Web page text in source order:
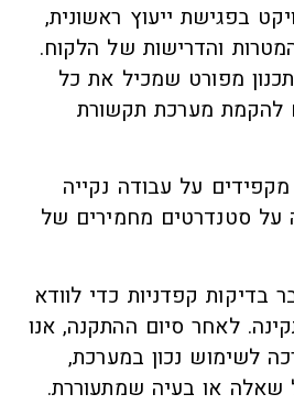
בפגישת ייעוץ ראשונית,
והדרישות של הלקוח.
מפורט שמכיל את כל
להקמת מערכת תקשורת
על עבודה נקייה
על סטנדרטים מחמירים של
בדיקות קפדניות כדי לוודא
לאחר סיום ההתקנה, אנו
לשימוש נכון במערכת,
שאלה או בעיה שמתעוררת.